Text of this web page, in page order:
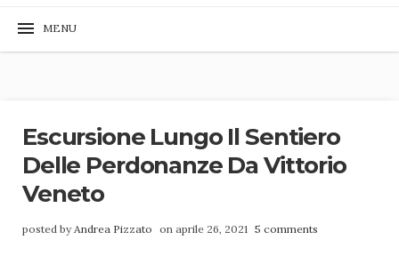
Escursione Lungo Il Sentiero
Delle Perdonanze Da Vittorio
Veneto
posted by Andrea Pizzato on aprile 26, 2021 5 comments